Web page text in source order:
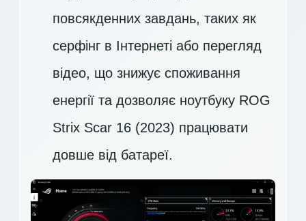
повсякденних завдань, таких як
серфінг в Інтернеті або перегляд
відео, що знижує споживання
енергії та дозволяє ноутбуку ROG
Strix Scar 16 (2023) працювати
довше від батареї.